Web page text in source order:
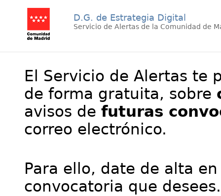
D.G. de Estrategia Digital
Servicio de Alertas de la Comunidad de
El Servicio de Alertas te
de forma gratuita, sobre
avisos de futuras
correo electrónico.
Para ello, date de alta
convocatoria que desees.